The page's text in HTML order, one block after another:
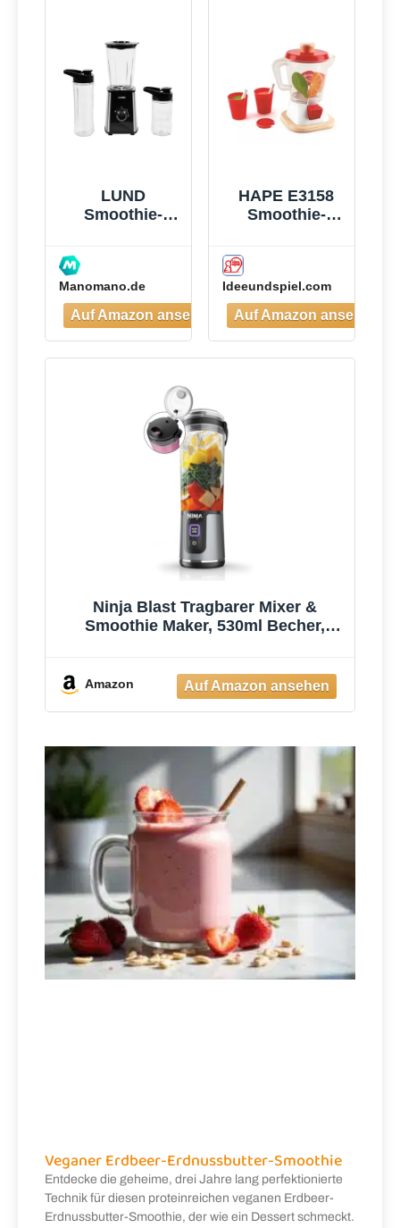
Frei, Leicht zu
Reinigen,
Blender
elektrisch für
Shake,
LUND
Smoothie-
Manomano.de
HAPE E3158
Smoothie-
Ideeundspiel.com
Ninja Blast Tragbarer Mixer &
Smoothie Maker, 530ml Becher,
Amazon
Veganer Erdbeer-Erdnussbutter-Smoothie
Entdecke die geheime, drei Jahre lang perfektionierte
Technik für diesen proteinreichen veganen Erdbeer-
Erdnussbutter-Smoothie, der wie ein Dessert schmeckt.